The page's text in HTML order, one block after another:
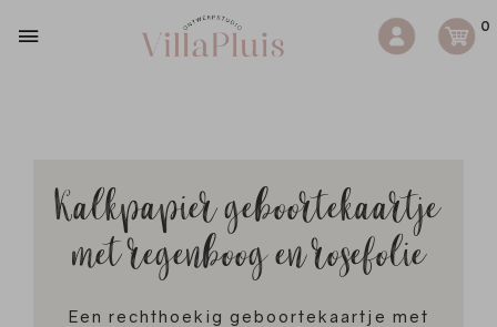
0
Kalkpapier geboortekaartje
met regenboog en rosefolie
Een rechthoekig geboortekaartje met